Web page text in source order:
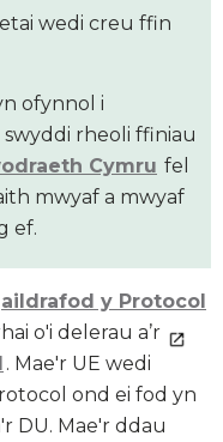
wedi creu ffin
ofynnol i
rheoli ffiniau
Cymru fel
mwyaf a mwyaf
ef.
aildrafod y Protocol
o'i delerau a’r
. Mae'r UE wedi
ond ei fod yn
DU. Mae'r ddau